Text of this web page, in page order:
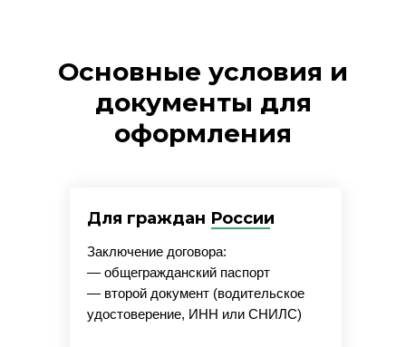
Основные условия и
документы для
оформления
Для граждан России
Заключение договора:
— общегражданский паспорт
— второй документ (водительское
удостоверение, ИНН или СНИЛС)